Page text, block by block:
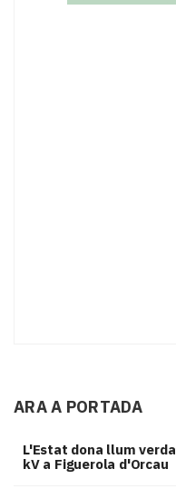
ARA A PORTADA
L'Estat dona llum
kV a Figuerola d'Orcau